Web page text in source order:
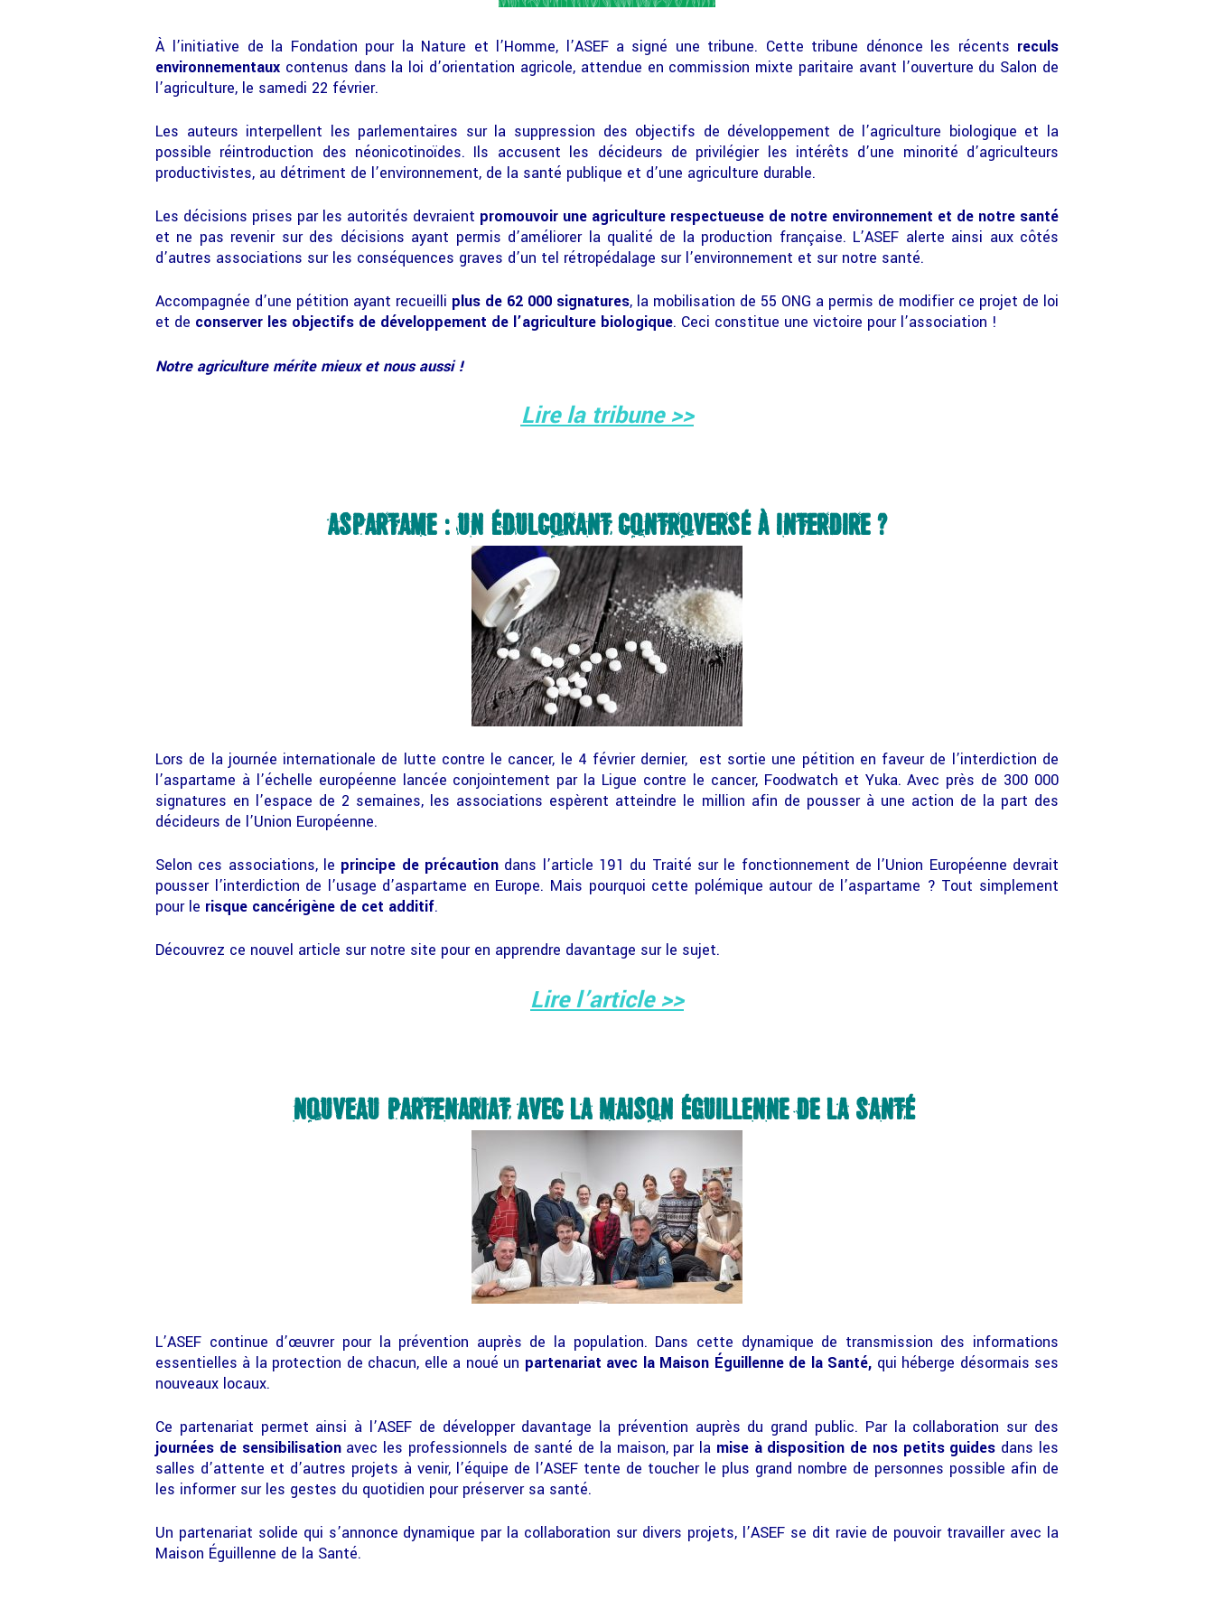
À l’initiative de la Fondation pour la Nature et l’Homme, l’ASEF a signé une tribune. Cette tribune dénonce les récents reculs
environnementaux contenus dans la loi d’orientation agricole, attendue en commission mixte paritaire avant l’ouverture du Salon de
l’agriculture, le samedi 22 février.
Les auteurs interpellent les parlementaires sur la suppression des objectifs de développement de l’agriculture biologique et la
possible réintroduction des néonicotinoïdes. Ils accusent les décideurs de privilégier les intérêts d’une minorité d’agriculteurs
productivistes, au détriment de l’environnement, de la santé publique et d’une agriculture durable.
Les décisions prises par les autorités devraient promouvoir une agriculture respectueuse de notre environnement et de notre santé
et ne pas revenir sur des décisions ayant permis d’améliorer la qualité de la production française. L’ASEF alerte ainsi aux côtés
d’autres associations sur les conséquences graves d’un tel rétropédalage sur l’environnement et sur notre santé.
Accompagnée d’une pétition ayant recueilli plus de 62 000 signatures, la mobilisation de 55 ONG a permis de modifier ce projet de loi
et de conserver les objectifs de développement de l’agriculture biologique. Ceci constitue une victoire pour l’association !
Notre agriculture mérite mieux et nous aussi !
Lire la tribune >>
ASPARTAME : UN ÉDULCORANT CONTROVERSÉ À INTERDIRE ?
Lors de la journée internationale de lutte contre le cancer, le 4 février dernier, est sortie une pétition en faveur de l’interdiction de
l’aspartame à l’échelle européenne lancée conjointement par la Ligue contre le cancer, Foodwatch et Yuka.Avec près de 300 000
signatures en l’espace de 2 semaines, les associations espèrent atteindre le million afin de pousser à une action de la part des
décideurs de l’Union Européenne.
Selon ces associations, le principe de précaution dans l’article 191 du Traité sur le fonctionnement de l’Union Européenne devrait
pousser l’interdiction de l’usage d’aspartame en Europe. Mais pourquoi cette polémique autour de l’aspartame ? Tout simplement
pour le risque cancérigène de cet additif.
Découvrez ce nouvel article sur notre site pour en apprendre davantage sur le sujet.
Lire l’article >>
NOUVEAU PARTENARIAT AVEC LA MAISON ÉGUILLENNE DE LA SANTÉ
L’ASEF continue d’œuvrer pour la prévention auprès de la population. Dans cette dynamique de transmission des informations
essentielles à la protection de chacun, elle a noué un partenariat avec la Maison Éguillenne de la Santé, qui héberge désormais ses
nouveaux locaux.
Ce partenariat permet ainsi à l’ASEF de développer davantage la prévention auprès du grand public. Par la collaboration sur des
journées de sensibilisationavec les professionnels de santé de la maison, par la mise à disposition de nos petits guides dans les
salles d’attente et d’autres projets à venir, l’équipe de l’ASEF tente de toucher le plus grand nombre de personnes possible afin de
les informer sur les gestes du quotidien pour préserver sa santé.
Un partenariat solide qui s’annonce dynamique par la collaboration sur divers projets, l’ASEF se dit ravie de pouvoir travailler avec la
Maison Éguillenne de la Santé.